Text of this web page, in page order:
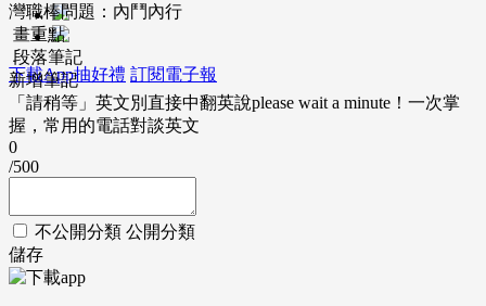
下載App抽好禮 訂閱電子報
灣職棒問題：內鬥內行
畫重點
段落筆記
新增筆記
「請稍等」英文別直接中翻英說please wait a minute！一次掌
握，常用的電話對談英文
0
/500
不公開分類 公開分類
儲存